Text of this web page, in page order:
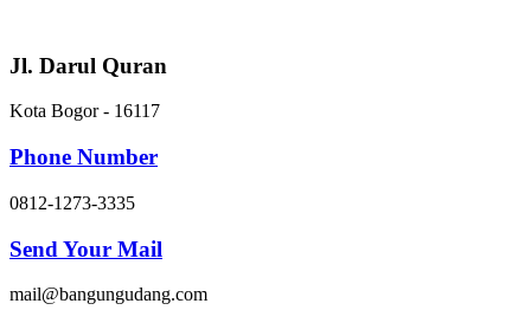
content
Jl. Darul Quran
Kota Bogor - 16117
Phone Number
0812-1273-3335
Send Your Mail
mail@bangungudang.com